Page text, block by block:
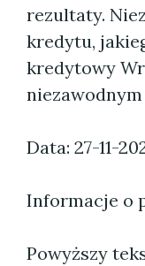
rezultaty.
kredytu,
kredytowy
Data: 27-11-
Informacje o
Powyższy